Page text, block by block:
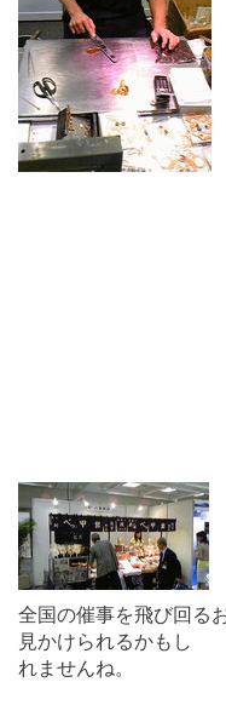
全国の催事を飛び回る
見かけられるかもし
れませんね。